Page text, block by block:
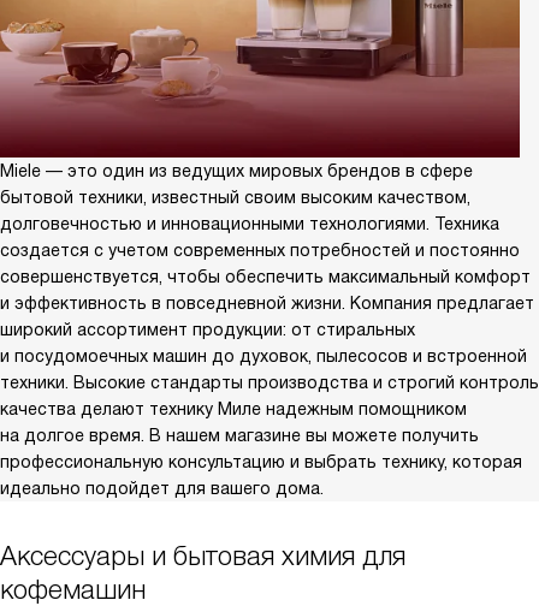
Miele — это один из ведущих мировых брендов в сфере
бытовой техники, известный своим высоким качеством,
долговечностью и инновационными технологиями. Техника
создается с учетом современных потребностей и постоянно
совершенствуется, чтобы обеспечить максимальный комфорт
и эффективность в повседневной жизни. Компания предлагает
широкий ассортимент продукции: от стиральных
и посудомоечных машин до духовок, пылесосов и встроенной
техники. Высокие стандарты производства и строгий контроль
качества делают технику Миле надежным помощником
на долгое время. В нашем магазине вы можете получить
профессиональную консультацию и выбрать технику, которая
идеально подойдет для вашего дома.
Аксессуары и бытовая химия для
кофемашин